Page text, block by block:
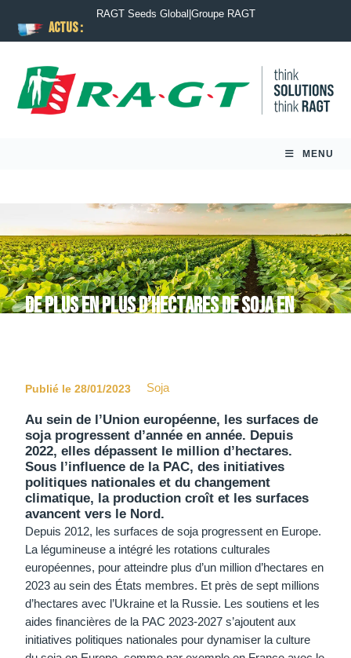
ACTUS :
RAGT Seeds Global Groupe RAGT
MENU
De plus en plus d’hectares de soja en
Publié le 28/01/2023 Soja
Au sein de l’Union européenne, les surfaces de
soja progressent d’année en année. Depuis
2022, elles dépassent le million d’hectares.
Sous l’influence de la PAC, des initiatives
politiques nationales et du changement
climatique, la production croît et les surfaces
avancent vers le Nord.
Depuis 2012, les surfaces de soja progressent en Europe.
La légumineuse a intégré les rotations culturales
européennes, pour atteindre plus d’un million d’hectares en
2023 au sein des États membres. Et près de sept millions
d’hectares avec l’Ukraine et la Russie. Les soutiens et les
aides financières de la PAC 2023-2027 s’ajoutent aux
initiatives politiques nationales pour dynamiser la culture